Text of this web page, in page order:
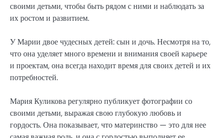
своими детьми, чтобы быть рядом с ними и наблюдать за
их ростом и развитием.
У Марии двое чудесных детей: сын и дочь. Несмотря на то,
что она уделяет много времени и внимания своей карьере
и проектам, она всегда находит время для своих детей и их
потребностей.
Мария Куликова регулярно публикует фотографии со
своими детьми, выражая свою глубокую любовь и
гордость. Она показывает, что материнство — это для нее